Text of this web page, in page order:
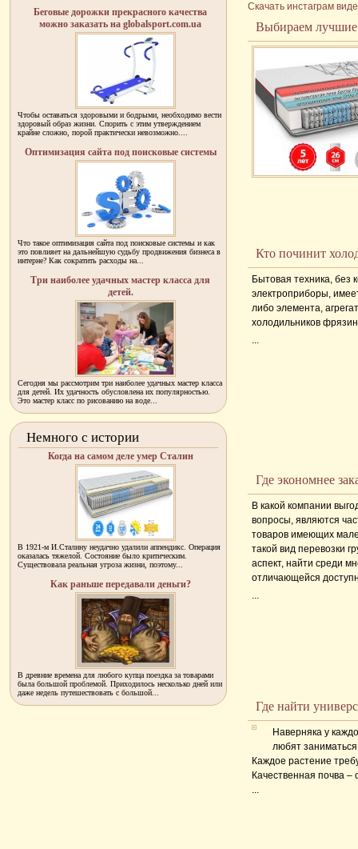
Скачать инстаграм
Выбираем лучшие
Кто починит
Бытовая техника, без
электроприборы,
либо элемента,
холодильников
...
Где экономнее
В какой компании
вопросы, являются
товаров имеющих
такой вид перевозки
аспект, найти среди
отличающейся
...
Где найти
Наверняка у
любят
Каждое растение
Качественная почва
...
Беговые дорожки прекрасного качества
можно заказать на globalsport.com.ua
Чтобы оставаться здоровыми и бодрыми, необходимо вести
здоровый образ жизни. Спорить с этим утверждением
крайне сложно, порой практически невозможно....
Оптимизация сайта под поисковые системы
Что такое оптимизация сайта под поисковые системы и как
это повлияет на дальнейшую судьбу продвижения бизнеса в
интерне? Как сократить расходы на...
Три наиболее удачных мастер класса для
детей.
Сегодня мы рассмотрим три наиболее удачных мастер класса
для детей. Их удачность обусловлена их популярностью.
Это мастер класс по рисованию на воде...
Немного с истории
Когда на самом деле умер Сталин
В 1921-м И.Сталину неудачно удалили аппендикс. Операция
оказалась тяжелой. Состояние было критическим.
Существовала реальная угроза жизни, поэтому...
Как раньше передавали деньги?
В древние времена для любого купца поездка за товарами
была большой проблемой. Приходилось несколько дней или
даже недель путешествовать с большой...